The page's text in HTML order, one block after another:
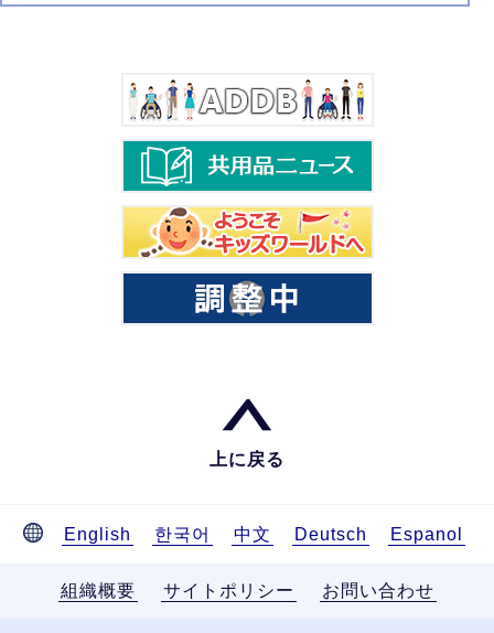
上に戻る
English 한국어 中文 Deutsch Espanol
組織概要 サイトポリシー お問い合わせ